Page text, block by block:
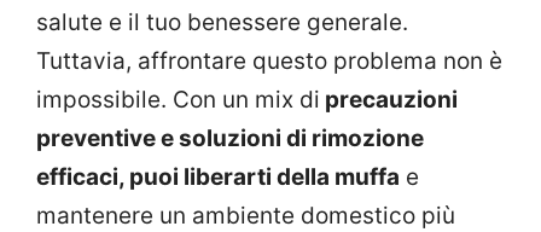
salute e il tuo benessere generale.
Tuttavia, affrontare questo problema non è
impossibile. Con un mix di precauzioni
preventive e soluzioni di rimozione
efficaci, puoi liberarti della muffa e
mantenere un ambiente domestico più